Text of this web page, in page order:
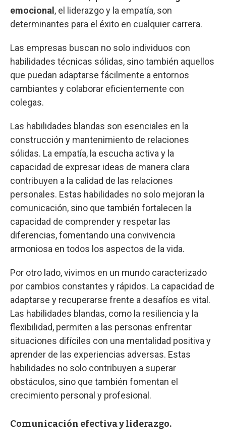
emocional , el liderazgo y la empatía, son
determinantes para el éxito en cualquier carrera.
Las empresas buscan no solo individuos con
habilidades técnicas sólidas, sino también aquellos
que puedan adaptarse fácilmente a entornos
cambiantes y colaborar eficientemente con
colegas.
Las habilidades blandas son esenciales en la
construcción y mantenimiento de relaciones
sólidas. La empatía, la escucha activa y la
capacidad de expresar ideas de manera clara
contribuyen a la calidad de las relaciones
personales. Estas habilidades no solo mejoran la
comunicación, sino que también fortalecen la
capacidad de comprender y respetar las
diferencias, fomentando una convivencia
armoniosa en todos los aspectos de la vida.
Por otro lado, vivimos en un mundo caracterizado
por cambios constantes y rápidos. La capacidad de
adaptarse y recuperarse frente a desafíos es vital.
Las habilidades blandas, como la resiliencia y la
flexibilidad, permiten a las personas enfrentar
situaciones difíciles con una mentalidad positiva y
aprender de las experiencias adversas. Estas
habilidades no solo contribuyen a superar
obstáculos, sino que también fomentan el
crecimiento personal y profesional.
Comunicación efectiva y liderazgo.